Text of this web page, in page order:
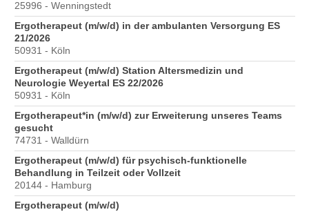
25996 - Wenningstedt
Ergotherapeut (m/w/d) in der ambulanten Versorgung ES
21/2026
50931 - Köln
Ergotherapeut (m/w/d) Station Altersmedizin und
Neurologie Weyertal ES 22/2026
50931 - Köln
Ergotherapeut*in (m/w/d) zur Erweiterung unseres Teams
gesucht
74731 - Walldürn
Ergotherapeut (m/w/d) für psychisch-funktionelle
Behandlung in Teilzeit oder Vollzeit
20144 - Hamburg
Ergotherapeut (m/w/d)